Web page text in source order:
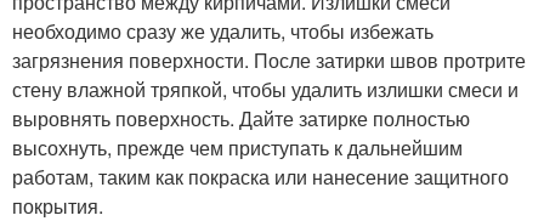
необходимо сразу же удалить, чтобы избежать
загрязнения поверхности. После затирки швов протрите
стену влажной тряпкой, чтобы удалить излишки смеси и
выровнять поверхность. Дайте затирке полностью
высохнуть, прежде чем приступать к дальнейшим
работам, таким как покраска или нанесение защитного
покрытия.